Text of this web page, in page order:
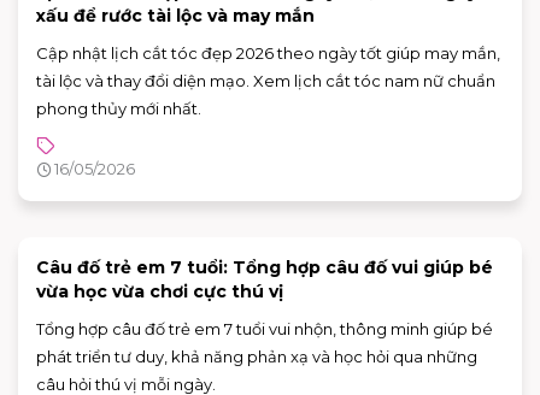
xấu để rước tài lộc và may mắn
Cập nhật lịch cắt tóc đẹp 2026 theo ngày tốt giúp may mắn,
tài lộc và thay đổi diện mạo. Xem lịch cắt tóc nam nữ chuẩn
phong thủy mới nhất.
16/05/2026
Câu đố trẻ em 7 tuổi: Tổng hợp câu đố vui giúp bé
vừa học vừa chơi cực thú vị
Tổng hợp câu đố trẻ em 7 tuổi vui nhộn, thông minh giúp bé
phát triển tư duy, khả năng phản xạ và học hỏi qua những
câu hỏi thú vị mỗi ngày.